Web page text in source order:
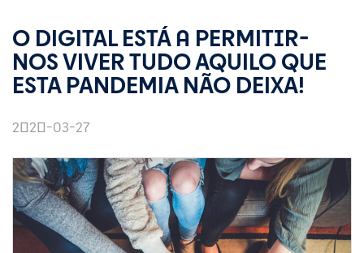
O DIGITAL ESTÁ A PERMITIR-
NOS VIVER TUDO AQUILO QUE
ESTA PANDEMIA NÃO DEIXA!
2020-03-27